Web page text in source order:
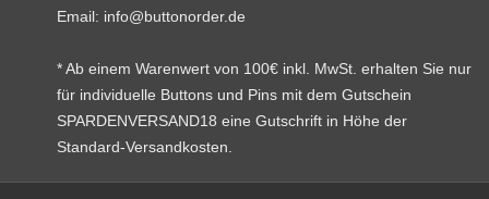
Email: info@buttonorder.de
* Ab einem Warenwert von 100€ inkl. MwSt. erhalten Sie nur
für individuelle Buttons und Pins mit dem Gutschein
SPARDENVERSAND18 eine Gutschrift in Höhe der
Standard-Versandkosten.